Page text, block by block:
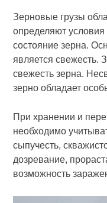
Зерновые грузы
определяют
состояние зерна.
является свежесть.
свежесть зерна.
зерно обладает
При хранении и
необходимо
сыпучесть,
дозревание,
возможность